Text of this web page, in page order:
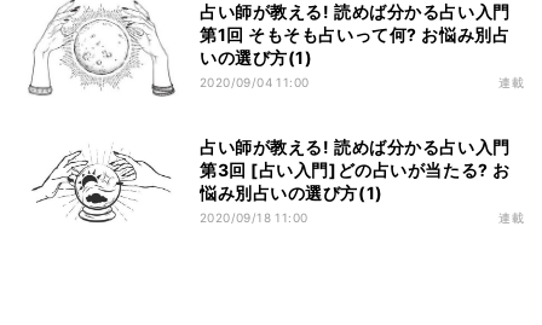
占い師が教える! 読めば分かる占い入門
第1回 そもそも占いって何? お悩み別占
いの選び方(1)
2020/09/04 11:00 連載
占い師が教える! 読めば分かる占い入門
第3回 [占い入門]どの占いが当たる? お
悩み別占いの選び方(1)
2020/09/18 11:00 連載